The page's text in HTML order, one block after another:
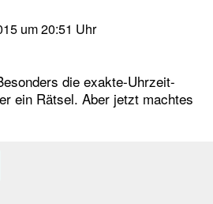
um 20:51 Uhr
die exakte-Uhrzeit-
ein Rätsel. Aber jetzt machtes